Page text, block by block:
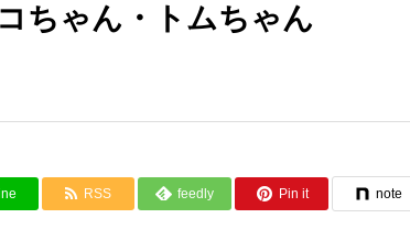
ちゃん・トムちゃん
RSS feedly Pin it note